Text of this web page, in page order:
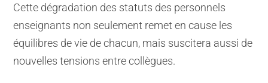
Cette dégradation des statuts des personnels
enseignants non seulement remet en cause les
équilibres de vie de chacun, mais suscitera aussi de
nouvelles tensions entre collègues.